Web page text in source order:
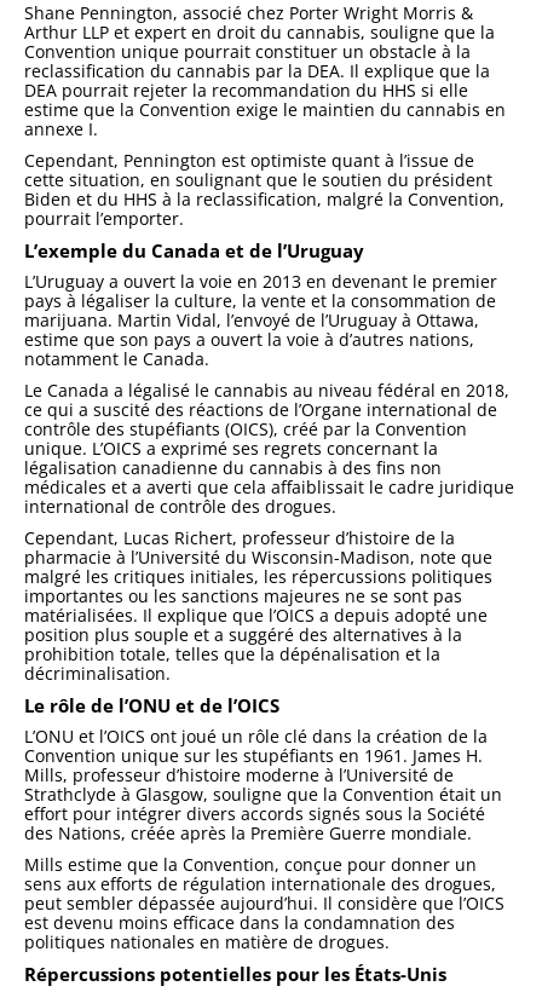
Shane Pennington, associé chez Porter Wright Morris &
Arthur LLP et expert en droit du cannabis, souligne que la
Convention unique pourrait constituer un obstacle à la
reclassification du cannabis par la DEA. Il explique que la
DEA pourrait rejeter la recommandation du HHS si elle
estime que la Convention exige le maintien du cannabis en
annexe I.
Cependant, Pennington est optimiste quant à l’issue de
cette situation, en soulignant que le soutien du président
Biden et du HHS à la reclassification, malgré la Convention,
pourrait l’emporter.
L’exemple du Canada et de l’Uruguay
L’Uruguay a ouvert la voie en 2013 en devenant le premier
pays à légaliser la culture, la vente et la consommation de
marijuana. Martin Vidal, l’envoyé de l’Uruguay à Ottawa,
estime que son pays a ouvert la voie à d’autres nations,
notamment le Canada.
Le Canada a légalisé le cannabis au niveau fédéral en 2018,
ce qui a suscité des réactions de l’Organe international de
contrôle des stupéfiants (OICS), créé par la Convention
unique. L’OICS a exprimé ses regrets concernant la
légalisation canadienne du cannabis à des fins non
médicales et a averti que cela affaiblissait le cadre juridique
international de contrôle des drogues.
Cependant, Lucas Richert, professeur d’histoire de la
pharmacie à l’Université du Wisconsin-Madison, note que
malgré les critiques initiales, les répercussions politiques
importantes ou les sanctions majeures ne se sont pas
matérialisées. Il explique que l’OICS a depuis adopté une
position plus souple et a suggéré des alternatives à la
prohibition totale, telles que la dépénalisation et la
décriminalisation.
Le rôle de l’ONU et de l’OICS
L’ONU et l’OICS ont joué un rôle clé dans la création de la
Convention unique sur les stupéfiants en 1961. James H.
Mills, professeur d’histoire moderne à l’Université de
Strathclyde à Glasgow, souligne que la Convention était un
effort pour intégrer divers accords signés sous la Société
des Nations, créée après la Première Guerre mondiale.
Mills estime que la Convention, conçue pour donner un
sens aux efforts de régulation internationale des drogues,
peut sembler dépassée aujourd’hui. Il considère que l’OICS
est devenu moins efficace dans la condamnation des
politiques nationales en matière de drogues.
Répercussions potentielles pour les États-Unis